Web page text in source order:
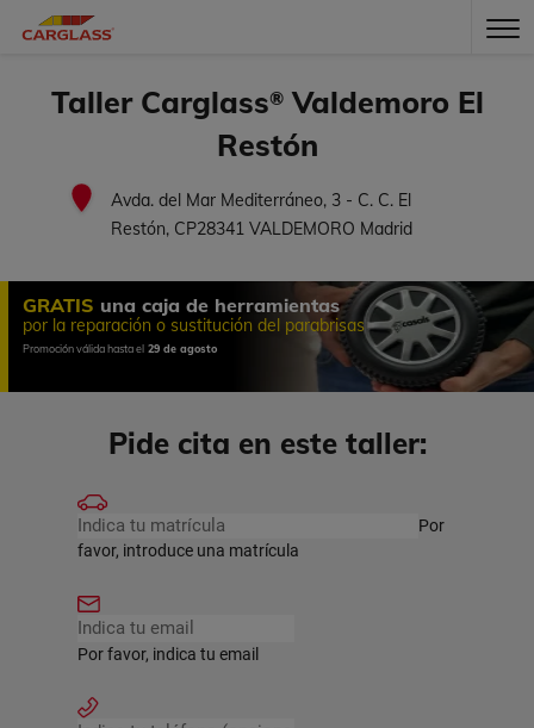
Taller Carglass®Valdemoro El
Restón
Avda. del Mar Mediterráneo, 3 - C. C. El
Restón, CP28341 VALDEMORO Madrid
GRATIS una caja de herramientas
por la reparación o sustitución del parabrisas
Promoción válida hasta el 29 de agosto
Pide cita en este taller:
Por
favor, introduce una matrícula
Por favor, indica tu email